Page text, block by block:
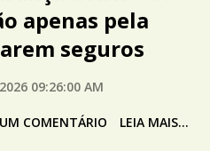
apenas pela
seguros
09:26:00 AM
COMENTÁRIO LEIA MAIS...